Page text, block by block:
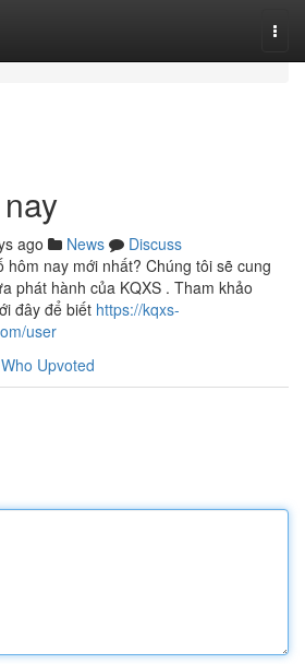
ago News
Discuss
hôm nay mới nhất? Chúng tôi sẽ cung
phát hành của KQXS . Tham khảo
đây để biết https://kqxs-
user
Who Upvoted